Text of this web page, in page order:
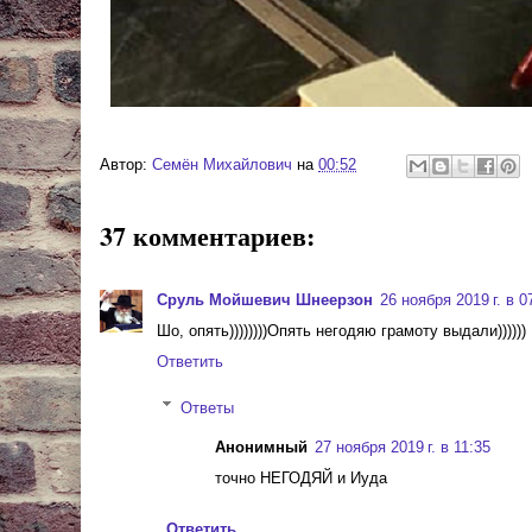
Автор: Cемён Михайлович на 00:52
37 комментариев:
Сруль Мойшевич Шнеерзон 26 ноября 2019 г. в
Шо, опять))))))))Опять негодяю грамоту выдали))))))
Ответить
Ответы
Анонимный 27 ноября 2019 г. в 11:35
точно НЕГОДЯЙ и Иуда